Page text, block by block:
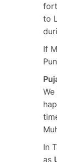
to
If
In
as